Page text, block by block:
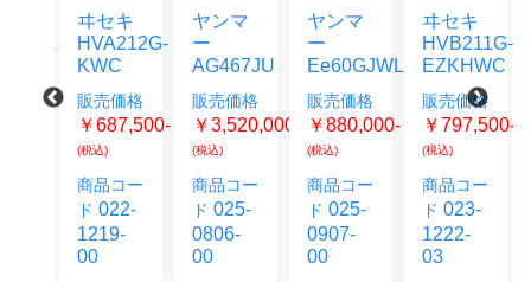
ヰセキ
HVA212G-
KWC
販売価格
￥687,500-
(税込)
商品コー
ド 022-
1219-
00
ヤンマ
ー
AG467JU
販売価格
￥3,520,000-
(税込)
商品コー
ド 025-
0806-
00
ヤンマ
ー
Ee60GJWLS
販売価格
￥880,000-
(税込)
商品コー
ド 025-
0907-
00
ヰセキ
HVB211G-
EZKHWC
販売価格
￥797,500-
(税込)
商品コー
ド 023-
1222-
03